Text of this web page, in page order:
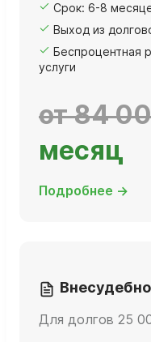
Срок: 6-8
Выход из
Беспроцентная
услуги
от 84
месяц
Подробнее →
Для долгов 25